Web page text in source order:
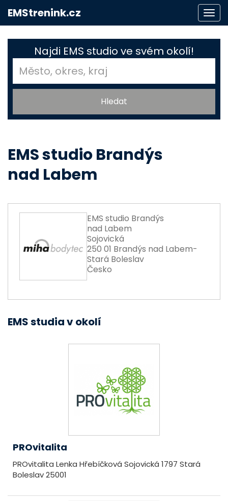
EMStrenink.cz
Najdi EMS studio ve svém okolí!
EMS studio Brandýs
nad Labem
EMS studio Brandýs
nad Labem
Sojovická
250 01 Brandýs nad Labem-
Stará Boleslav
Česko
EMS studia v okolí
PROvitalita
PROvitalita Lenka Hřebíčková Sojovická 1797 Stará
Boleslav 25001